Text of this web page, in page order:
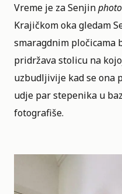
Vreme je za Senjin
Krajičkom oka gledam
smaragdnim pločicama
pridržava stolicu na
uzbudljivije kad se ona
udje par stepenika u
fotografiše.